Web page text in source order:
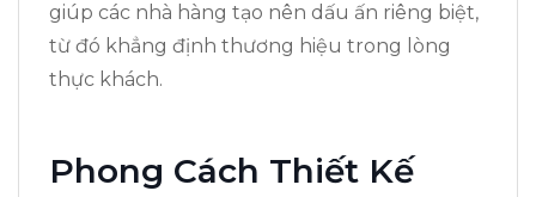
giúp các nhà hàng tạo nên dấu ấn riêng biệt,
từ đó khẳng định thương hiệu trong lòng
thực khách.
Phong Cách Thiết Kế